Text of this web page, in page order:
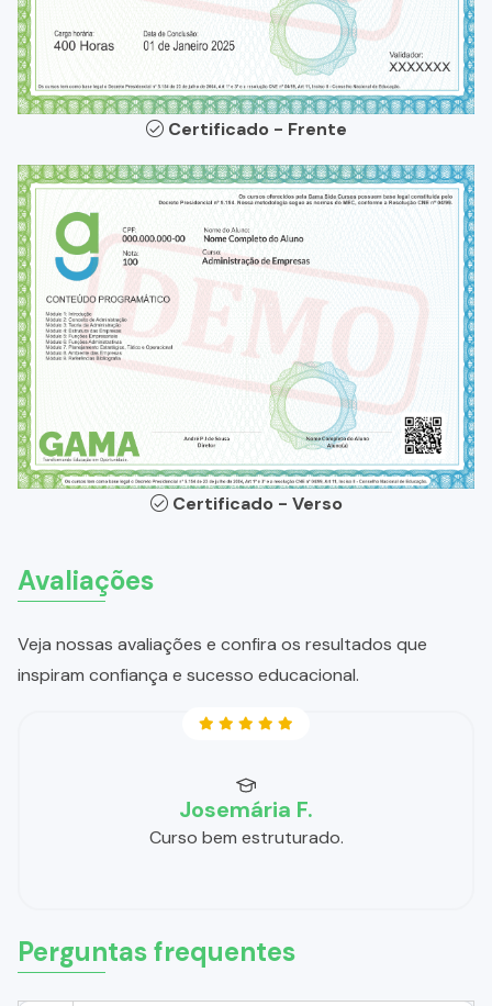
Certificado - Frente
Certificado - Verso
Avaliações
Veja nossas avaliações e confira os resultados que
inspiram confiança e sucesso educacional.
Josemária F.
Curso bem estruturado.
Perguntas frequentes